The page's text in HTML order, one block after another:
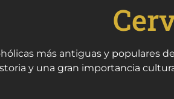
más antiguas y populares
y una gran importancia